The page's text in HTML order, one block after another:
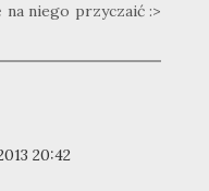
niego przyczaić :>
20:42